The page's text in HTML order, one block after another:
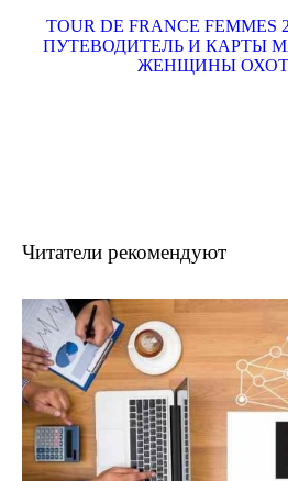
TOUR DE FRANCE
ПУТЕВОДИТЕЛЬ И КАРТЫ
ЖЕНЩИНЫ
Читатели рекомендуют